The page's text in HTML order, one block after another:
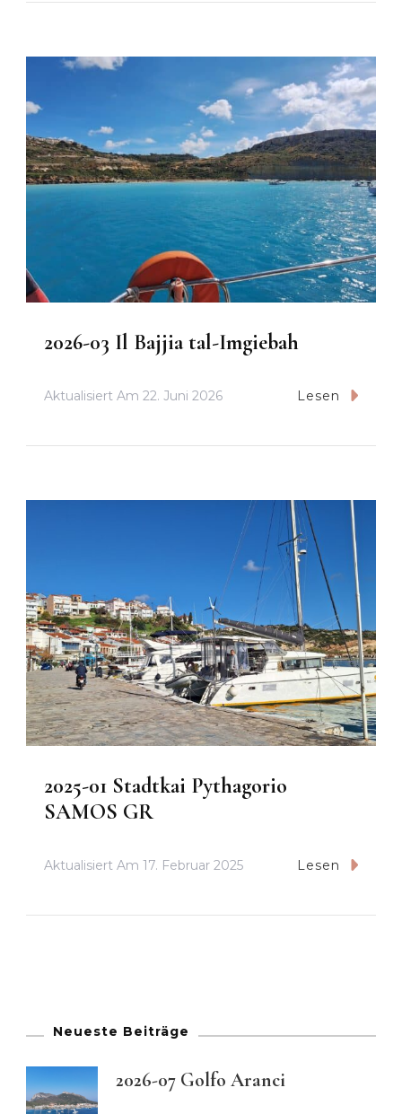
2026-03 Il Bajjia tal-Imgiebah
Aktualisiert Am 22. Juni 2026 Lesen
2025-01 Stadtkai Pythagorio
SAMOS GR
Aktualisiert Am 17. Februar 2025 Lesen
Neueste Beiträge
2026-07 Golfo Aranci